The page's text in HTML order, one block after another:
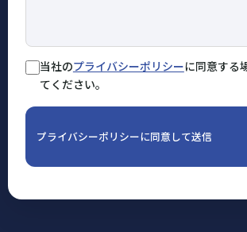
当社のプライバシーポリシーに同意する
てください。
プライバシーポリシーに同意して送信